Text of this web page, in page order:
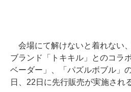
会場にて解けないと着れない
ブランド「トキキル」とのコラ
ベーダー」、「パズルボブル」
日、22日に先行販売が実施される